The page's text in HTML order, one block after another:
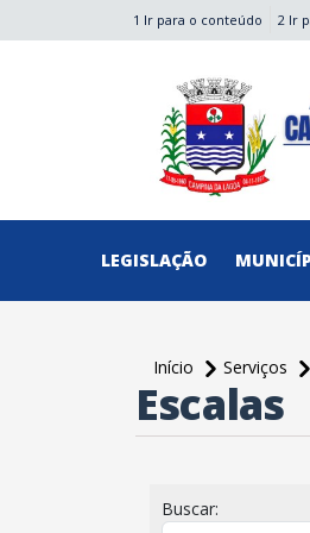
1 Ir para o conteúdo 2 Ir
LEGISLAÇÃO
Início Serviços
Escalas
Buscar: